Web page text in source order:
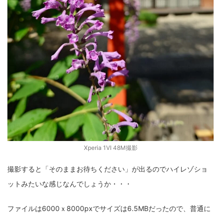
Xperia 1VI 48M撮影
撮影すると「そのままお待ちください」が出るのでハイレゾショ
ットみたいな感じなんでしょうか・・・
ファイルは6000ｘ8000pxでサイズは6.5MBだったので、普通に